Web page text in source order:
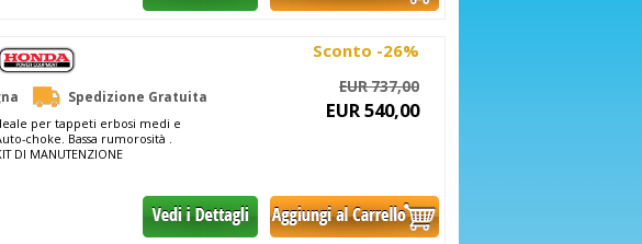
Spedizione Gratuita
per tappeti erbosi medi e
choke. Bassa rumorosità .
DI MANUTENZIONE
Sconto -26%
EUR 737,00
EUR 540,00